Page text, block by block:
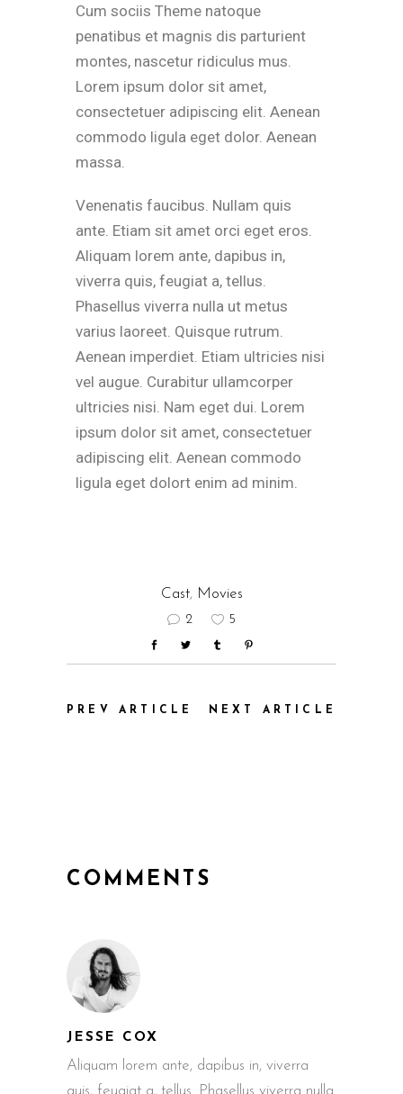
Cum sociis Theme natoque
penatibus et magnis dis parturient
montes, nascetur ridiculus mus.
Lorem ipsum dolor sit amet,
consectetuer adipiscing elit. Aenean
commodo ligula eget dolor. Aenean
massa.
Venenatis faucibus. Nullam quis
ante. Etiam sit amet orci eget eros.
Aliquam lorem ante, dapibus in,
viverra quis, feugiat a, tellus.
Phasellus viverra nulla ut metus
varius laoreet. Quisque rutrum.
Aenean imperdiet. Etiam ultricies nisi
vel augue. Curabitur ullamcorper
ultricies nisi. Nam eget dui. Lorem
ipsum dolor sit amet, consectetuer
adipiscing elit. Aenean commodo
ligula eget dolort enim ad minim.
Cast, Movies
2 5
PREV ARTICLE NEXT ARTICLE
COMMENTS
JESSE COX
Aliquam lorem ante, dapibus in, viverra
quis, feugiat a, tellus. Phasellus viverra nulla